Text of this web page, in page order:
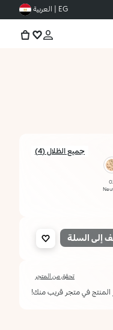
EG | العربية
جميع الظلال (4)
إلى السلة
تحقق من المتجر
في متجر قريب منك!